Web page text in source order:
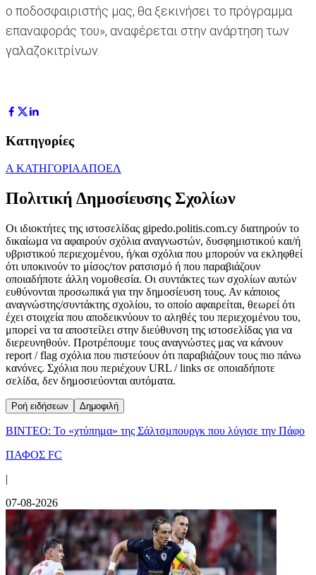
ο ποδοσφαιριστής μας, θα ξεκινήσει το πρόγραμμα
επαναφοράς του», αναφέρεται στην ανάρτηση των
γαλαζοκιτρίνων.
Κατηγορίες
Α ΚΑΤΗΓΟΡΙΑΑΠΟΕΛ
Πολιτική Δημοσίευσης Σχολίων
Οι ιδιοκτήτες της ιστοσελίδας gipedo.politis.com.cy διατηρούν το
δικαίωμα να αφαιρούν σχόλια αναγνωστών, δυσφημιστικού και/ή
υβριστικού περιεχομένου, ή/και σχόλια που μπορούν να εκληφθεί
ότι υποκινούν το μίσος/τον ρατσισμό ή που παραβιάζουν
οποιαδήποτε άλλη νομοθεσία. Οι συντάκτες των σχολίων αυτών
ευθύνονται προσωπικά για την δημοσίευση τους. Αν κάποιος
αναγνώστης/συντάκτης σχολίου, το οποίο αφαιρείται, θεωρεί ότι
έχει στοιχεία που αποδεικνύουν το αληθές του περιεχομένου του,
μπορεί να τα αποστείλει στην διεύθυνση της ιστοσελίδας για να
διερευνηθούν. Προτρέπουμε τους αναγνώστες μας να κάνουν
report / flag σχόλια που πιστεύουν ότι παραβιάζουν τους πιο πάνω
κανόνες. Σχόλια που περιέχουν URL / links σε οποιαδήποτε
σελίδα, δεν δημοσιεύονται αυτόματα.
Ροή ειδήσεων Δημοφιλή
ΒΙΝΤΕΟ: Το «χτύπημα» της Σάλτσμπουργκ που λύγισε την Πάφο
ΠΑΦΟΣ FC
|
07-08-2026